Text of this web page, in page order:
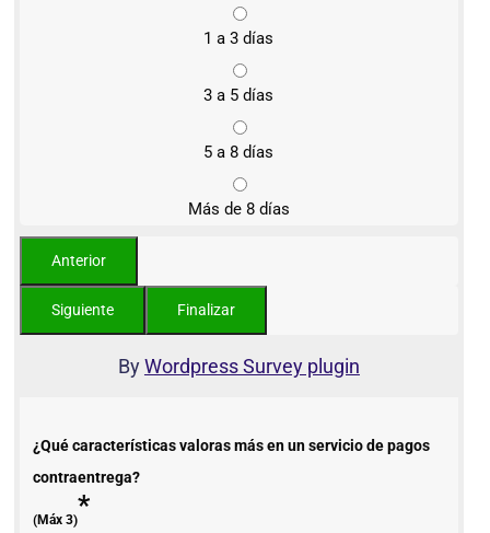
1 a 3 días
3 a 5 días
5 a 8 días
Más de 8 días
ByWordpress Survey plugin
¿Qué características valoras más en un servicio de pagos
contraentrega?
(Máx 3)*